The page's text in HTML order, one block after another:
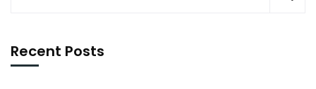
Recent Posts